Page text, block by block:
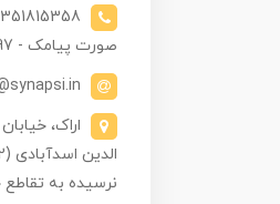
صورت پیامک - 08632241297
اراک،
نرسیده به تقاطع